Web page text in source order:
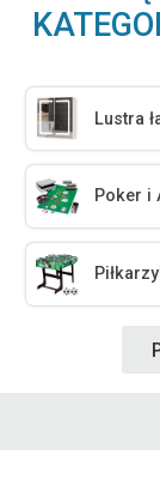
Lustra
Poker i